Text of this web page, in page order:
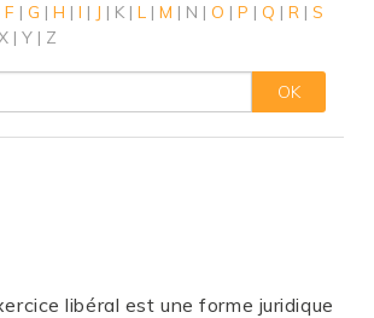
F | G | H | I | J | K | L | M | N | O | P | Q | R | S
| Y | Z
libéral est une forme juridique